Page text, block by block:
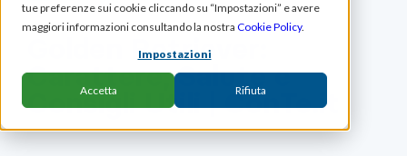
tue preferenze sui cookie cliccando su “Impostazioni” e avere
maggiori informazioni consultando la nostra Cookie Policy.
Impostazioni
Accetta Rifiuta
Golden Retriever:
Carattere, Salute e
Consigli Utili | ConTe.it